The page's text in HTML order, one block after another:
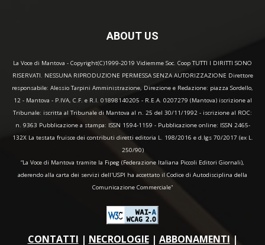
ABOUT US
La Voce di Mantova - Copyright(C)1999-2019 Vidiemme Soc. Coop TUTTI I DIRITTI SONO
RISERVATI. NESSUNA RIPRODUZIONE PERMESSA SENZA AUTORIZZAZIONE Direttore
responsabile: Alessio Tarpini Amministrazione, Direzione e Redazione: piazza Sordello,
12 - Mantova - P.IVA, C.F. e R.I. 01898140205 - R.E.A. 0207279 (Mantova) iscrizione al
Tribunale: iscritta al Tribunale di Mantova al n. 25 del 30/11/1992 - iscrizione al ROC:
n. 9363 Pubblicazione a stampa: ISSN 1594-1159 - Pubblicazione online: ISSN 2465-
132X La testata fruisce dei contributi diretti editoria L. 198/2016 e d.lgs 70/2017 (ex L.
250/90)
“La Voce di Mantova tramite la Fipeg (Federazione Italiana Piccoli Editori Giornali),
aderendo alla carta dei servizi dell'USPI ha accettato il Codice di Autodisciplina della
Comunicazione Commerciale"
CONTATTI | NECROLOGIE| ABBONAMENTI |